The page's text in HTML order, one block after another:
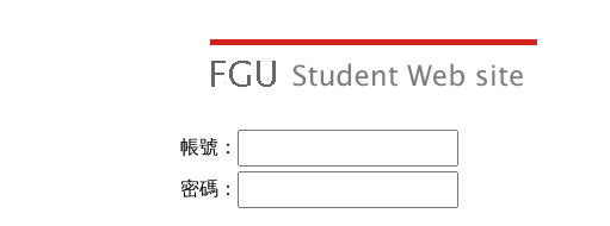
帳號：
密碼：